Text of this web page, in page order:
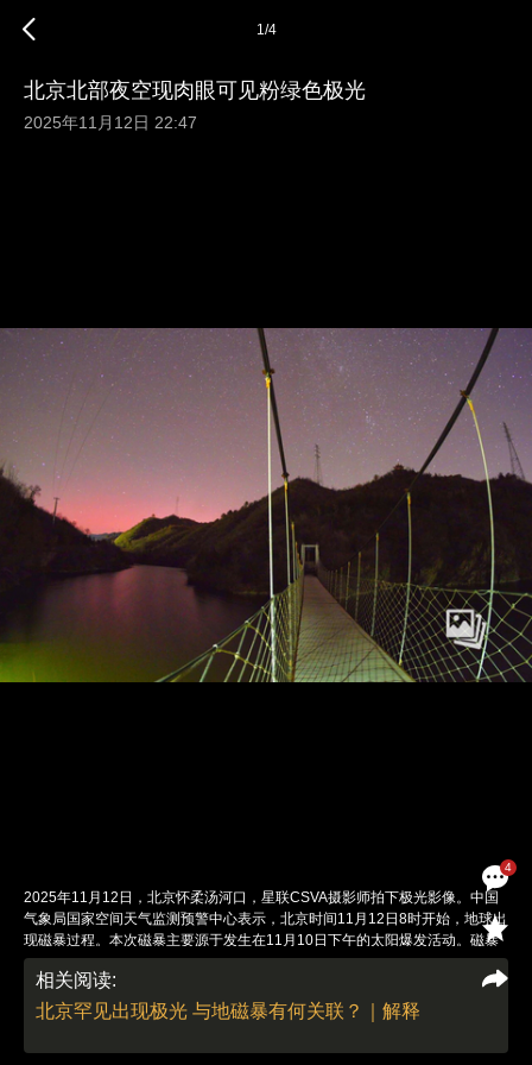
4
1/4
北京北部夜空现肉眼可见粉绿色极光
2025年11月12日 22:47
2025年11月12日，北京怀柔汤河口，星联CSVA摄影师拍下极光影像。中国
气象局国家空间天气监测预警中心表示，北京时间11月12日8时开始，地球出
现磁暴过程。本次磁暴主要源于发生在11月10日下午的太阳爆发活动。磁暴
发生的同时，随着太阳物质高度的进一步下降，其与地球南北极区附近上空的
大气发生接触，最终形成极光。图：周博/星联CSVA公众号
责任编辑：翁倩 | 版面编辑：翁倩
相关阅读:
北京罕见出现极光 与地磁暴有何关联？｜解释